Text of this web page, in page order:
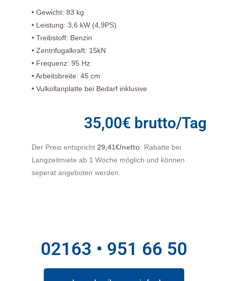
• Gewicht: 83 kg
• Leistung: 3,6 kW (4,9PS)
• Treibstoff: Benzin
• Zentrifugalkraft: 15kN
• Frequenz: 95 Hz
• Arbeitsbreite: 45 cm
• Vulkollanplatte bei Bedarf inklusive
35,00€ brutto/Tag
Der Preis entspricht29,41€/netto . Rabatte bei
Langzeitmiete ab 1 Woche möglich und können
seperat angeboten werden.
02163 • 951 66 50